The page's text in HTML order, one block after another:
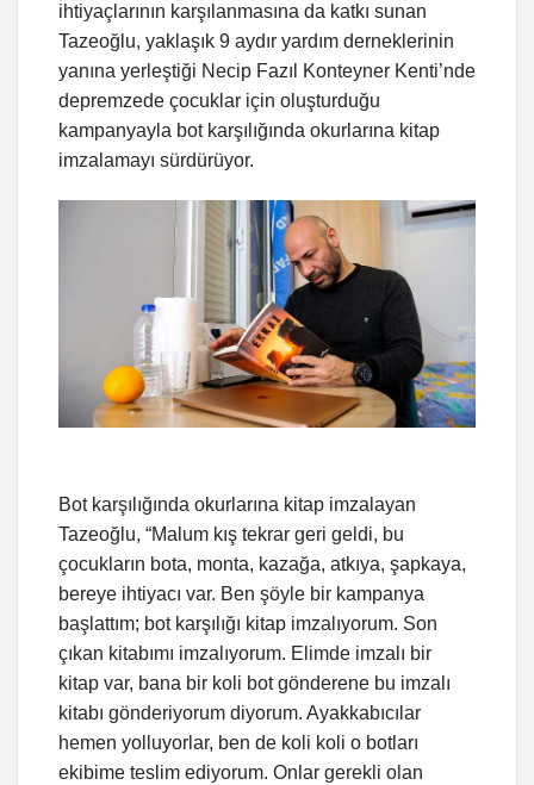
ihtiyaçlarının karşılanmasına da katkı sunan
Tazeoğlu, yaklaşık 9 aydır yardım derneklerinin
yanına yerleştiği Necip Fazıl Konteyner Kenti’nde
depremzede çocuklar için oluşturduğu
kampanyayla bot karşılığında okurlarına kitap
imzalamayı sürdürüyor.
Bot karşılığında okurlarına kitap imzalayan
Tazeoğlu, “Malum kış tekrar geri geldi, bu
çocukların bota, monta, kazağa, atkıya, şapkaya,
bereye ihtiyacı var. Ben şöyle bir kampanya
başlattım; bot karşılığı kitap imzalıyorum. Son
çıkan kitabımı imzalıyorum. Elimde imzalı bir
kitap var, bana bir koli bot gönderene bu imzalı
kitabı gönderiyorum diyorum. Ayakkabıcılar
hemen yolluyorlar, ben de koli koli o botları
ekibime teslim ediyorum. Onlar gerekli olan